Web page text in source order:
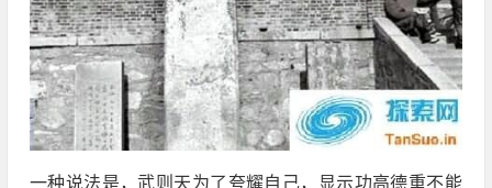
一种说法是，武则天为了夸耀自己，显示功高德重不能